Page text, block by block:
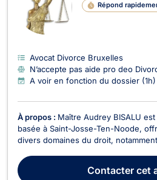
Répond
Avocat Divorce Bruxelles
N’accepte pas aide pro deo
A voir en fonction du dossier (1h)
À propos : Maître Audrey BISALU
basée à Saint-Josse-Ten-Noode,
divers domaines du droit,
Affaires, Divorce, et Droit de la
Sociétés, Maître BISALU accompag...
Contactercet